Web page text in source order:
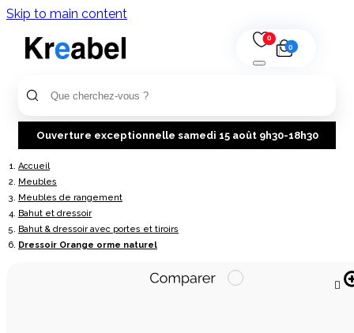
Skip to main content
0
0
Ouverture exceptionnelle samedi 15 août 9h30-18h30
Accueil
Meubles
Meubles de rangement
Bahut et dressoir
Bahut & dressoir avec portes et tiroirs
Dressoir Orange orme naturel
